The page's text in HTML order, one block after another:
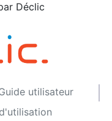
Déclic
utilisateur